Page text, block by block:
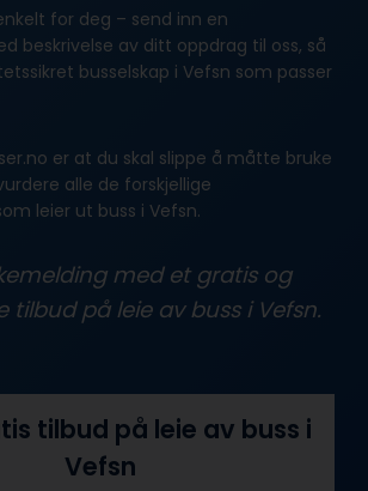
for deg – send inn en
beskrivelse av ditt oppdrag til oss, så
busselskap i Vefsn som passer
er at du skal slippe å måtte bruke
alle de forskjellige
leier ut buss i Vefsn.
med et gratis og
tilbud på leie av buss i Vefsn.
tilbud på leie av buss i
Vefsn